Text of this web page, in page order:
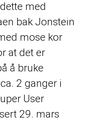
med
bak Jonstein
mose kor
at det er
å bruke
2 ganger i
User
29. mars